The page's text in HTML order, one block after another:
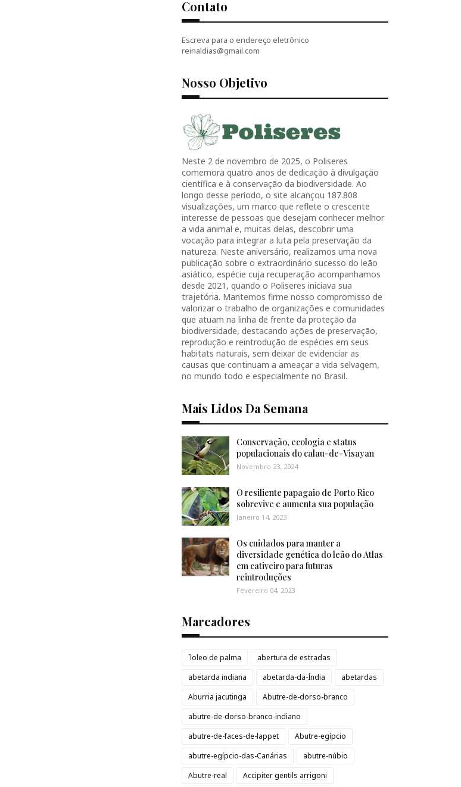
Contato
Escreva para o endereço eletrônico
reinaldias@gmail.com
Nosso Objetivo
Neste 2 de novembro de 2025, o Poliseres
comemora quatro anos de dedicação à divulgação
científica e à conservação da biodiversidade. Ao
longo desse período, o site alcançou 187.808
visualizações, um marco que reflete o crescente
interesse de pessoas que desejam conhecer melhor
a vida animal e, muitas delas, descobrir uma
vocação para integrar a luta pela preservação da
natureza. Neste aniversário, realizamos uma nova
publicação sobre o extraordinário sucesso do leão
asiático, espécie cuja recuperação acompanhamos
desde 2021, quando o Poliseres iniciava sua
trajetória. Mantemos firme nosso compromisso de
valorizar o trabalho de organizações e comunidades
que atuam na linha de frente da proteção da
biodiversidade, destacando ações de preservação,
reprodução e reintrodução de espécies em seus
habitats naturais, sem deixar de evidenciar as
causas que continuam a ameaçar a vida selvagem,
no mundo todo e especialmente no Brasil.
Mais Lidos Da Semana
Conservação, ecologia e status
populacionais do calau-de-Visayan
Novembro 23, 2024
O resiliente papagaio de Porto Rico
sobrevive e aumenta sua população
Janeiro 14, 2023
Os cuidados para manter a
diversidade genética do leão do Atlas
em cativeiro para futuras
reintroduções
Fevereiro 04, 2023
Marcadores
´loleo de palma
abertura de estradas
abetarda indiana
abetarda-da-Índia
abetardas
Aburria jacutinga
Abutre-de-dorso-branco
abutre-de-dorso-branco-indiano
abutre-de-faces-de-lappet
Abutre-egípcio
abutre-egípcio-das-Canárias
abutre-núbio
Abutre-real
Accipiter gentils arrigoni